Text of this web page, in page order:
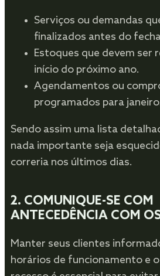
Serviços ou demandas
finalizados antes do
Estoques que devem ser
início do próximo ano.
Agendamentos ou
programados para
Sendo assim uma lista
nada importante seja
correria nos últimos dias.
2. COMUNIQUE-SE COM
ANTECEDÊNCIA COM
Manter seus clientes
horários de funcionamento e